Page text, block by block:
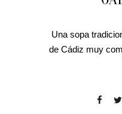
Una sopa
de Cádiz muy